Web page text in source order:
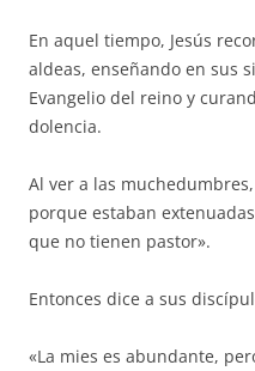
En aquel tiempo, Jesús
aldeas, enseñando en sus
Evangelio del reino y
dolencia.
Al ver a las
porque estaban
que no tienen pastor».
Entonces dice a sus
«La mies es abundante,